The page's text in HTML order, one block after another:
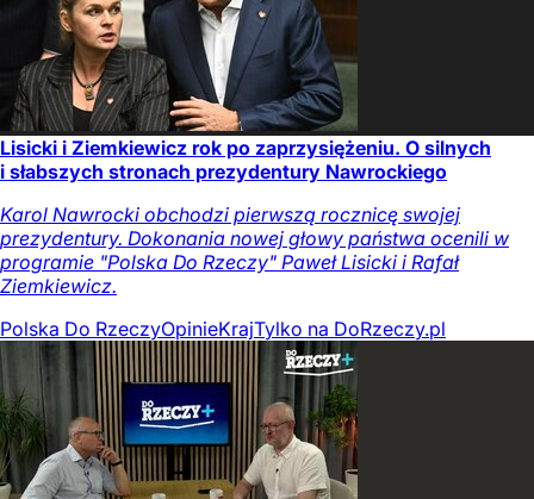
Lisicki i Ziemkiewicz rok po zaprzysiężeniu. O silnych
i słabszych stronach prezydentury Nawrockiego
Karol Nawrocki obchodzi pierwszą rocznicę swojej
prezydentury. Dokonania nowej głowy państwa ocenili w
programie "Polska Do Rzeczy" Paweł Lisicki i Rafał
Ziemkiewicz.
Polska Do RzeczyOpinieKrajTylko na DoRzeczy.pl